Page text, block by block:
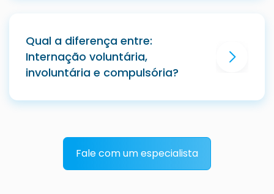
Qual a diferença entre:
Internação voluntária,
involuntária e compulsória?
Fale com um especialista